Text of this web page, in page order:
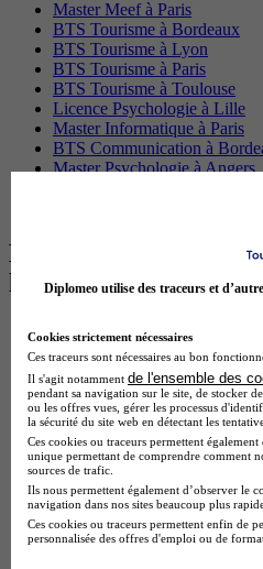
Master Meef à Paris
BTS Tourisme à Bordeaux
BTS Tourisme à Lyon
BTS Tourisme à Paris
BTS Tourisme à Toulouse
Licence Psychologie à Lille
Master Informatique à Paris
BTS Communication à
Master Psychologie à Angers
Les intitulés de
les plus recherchés
BTS Esf en alternance
BTS Dietetique en alternance
BTS Mco en alternance
BTS Pi en alternance
BTS Sp3s en alternance
Master CCA en alternance
BTS Ndrc en alternance
BTS Sam en alternance
Cap Fleuriste en alternance
BTS Sio en alternance
MSc Marketing Digital en
BTS Gpme en alternance
Diplomeo utilise des traceurs et
Cookies strictement nécessaires
Ces traceurs sont nécessaires au bon
Il s'agit notamment de l'ensemble des
pendant sa navigation sur le site, de stocker
ou les offres vues, gérer les processus
la sécurité du site web en détectant les
Ces cookies ou traceurs permettent
unique permettant de comprendre comment
sources de trafic.
Ils nous permettent également d’observer le
navigation dans nos sites beaucoup plus
Ces cookies ou traceurs permettent enfin de
personnalisée des offres d'emploi ou de